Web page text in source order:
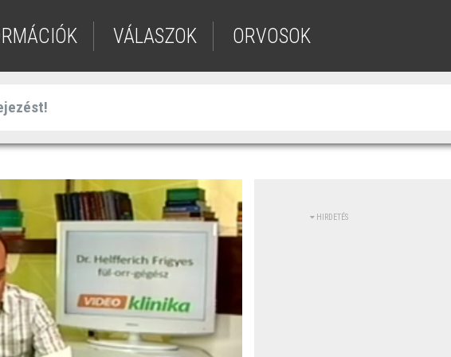
VÁLASZOK ORVOSOK
HIRDETÉS